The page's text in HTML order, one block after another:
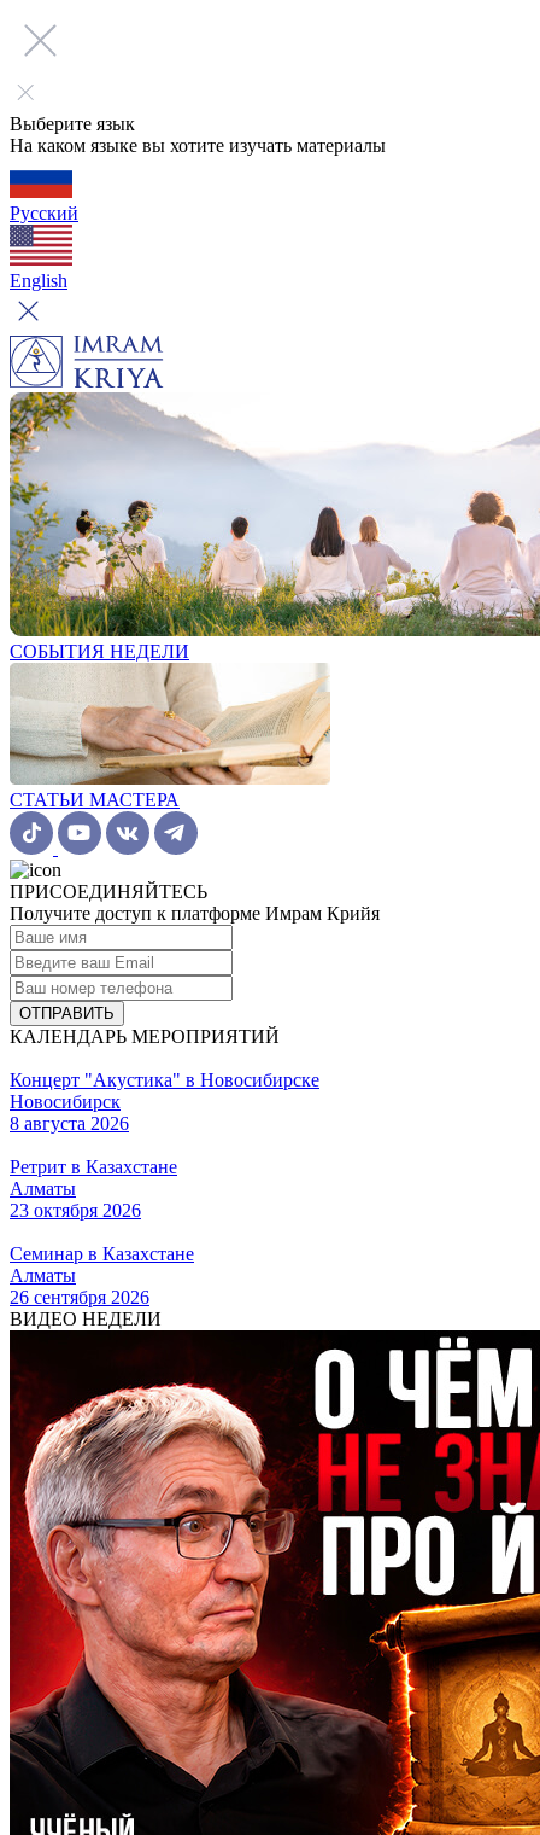
Выберите язык
На каком языке вы хотите изучать материалы
Русский
English
СОБЫТИЯ НЕДЕЛИ
СТАТЬИ МАСТЕРА
ПРИСОЕДИНЯЙТЕСЬ
Получите доступ к платформе Имрам Крийя
ОТПРАВИТЬ
КАЛЕНДАРЬ МЕРОПРИЯТИЙ
Концерт "Акустика" в Новосибирске
Новосибирск
8 августа 2026
Ретрит в Казахстане
Алматы
23 октября 2026
Семинар в Казахстане
Алматы
26 сентября 2026
ВИДЕО НЕДЕЛИ